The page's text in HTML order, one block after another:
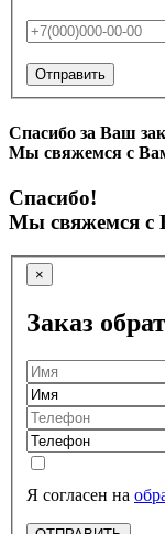
Отправить
Спасибо за Ваш
Мы свяжемся с
Спасибо!
Мы свяжемся с
×
Заказ
Я согласен на